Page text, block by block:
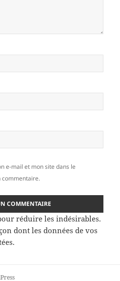
e-mail et mon site dans le
commentaire.
réduire les indésirables.
dont les données de vos
.